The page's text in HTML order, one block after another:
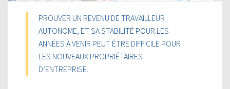
PROUVER UN REVENU DE TRAVAILLEUR
AUTONOME, ET SA STABILITÉ POUR LES
ANNÉES À VENIR PEUT ÊTRE DIFFICILE POUR
LES NOUVEAUX PROPRIÉTAIRES
D’ENTREPRISE.